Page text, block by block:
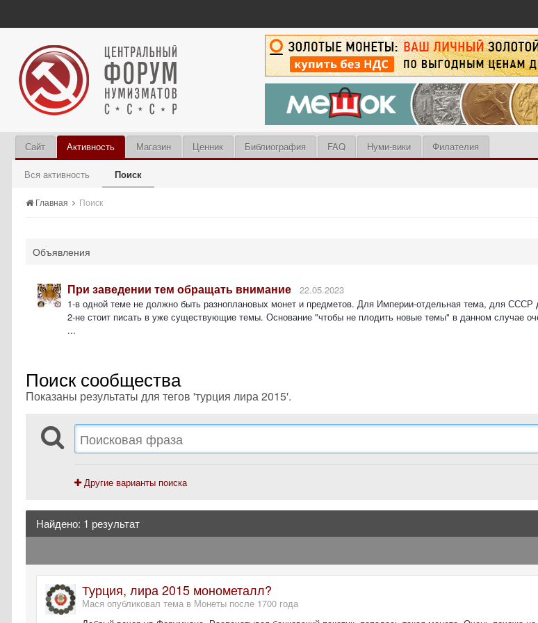
Сайт Активность
Вся активность Поиск
Магазин Ценник Библиография FAQ Нуми-вики Филателия
Главная Поиск
Объявления
При заведении тем обращать внимание
22.05.2023
1-в одной теме не должно быть разноплановых монет и предметов. Для Империи-отдельная тема, для
2-не стоит писать в уже существующие темы. Основание "чтобы не плодить новые темы" в данном случае
...
Поиск сообщества
Показаны результаты для тегов 'турция лира 2015'.
Другие варианты поиска
Найдено: 1 результат
Турция, лира 2015 монометалл?
Мася опубликовал тема в Монеты после 1700 года